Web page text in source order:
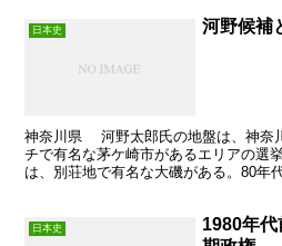
日本史 河野候補
神奈川県 河野太郎氏の地盤は、神奈
チで有名な茅ケ崎市があるエリアの
は、別荘地で有名な大磯がある。80年
日本史
1980年